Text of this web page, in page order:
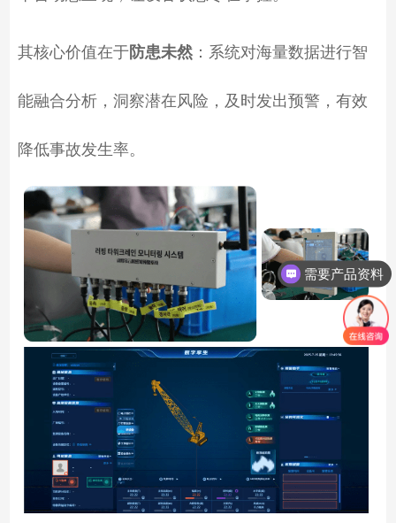
其核心价值在于防患未然：系统对海量数据进行智
能融合分析，洞察潜在风险，及时发出预警，有效
降低事故发生率。
需要产品资料
需要解决方案